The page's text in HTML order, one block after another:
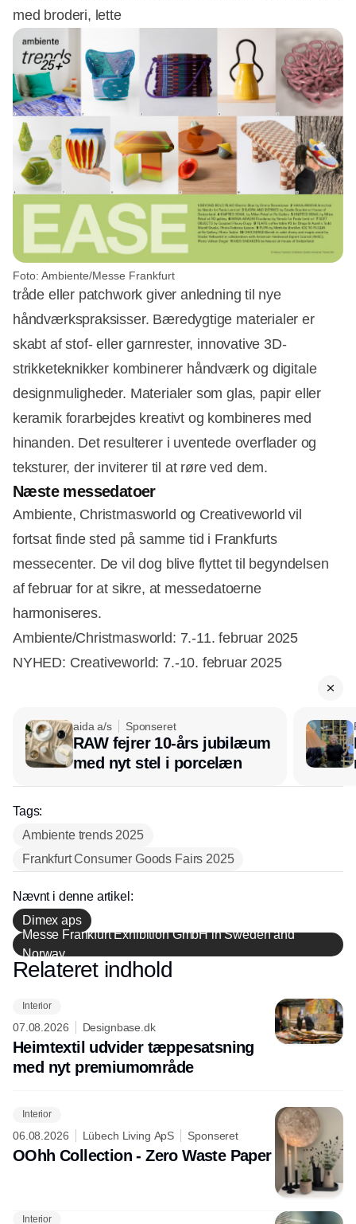
med broderi, lette
Foto: Ambiente/Messe Frankfurt
tråde eller patchwork giver anledning til nye
håndværkspraksisser. Bæredygtige materialer er
skabt af stof- eller garnrester, innovative 3D-
strikketeknikker kombinerer håndværk og digitale
designmuligheder. Materialer som glas, papir eller
keramik forarbejdes kreativt og kombineres med
hinanden. Det resulterer i uventede overflader og
teksturer, der inviterer til at røre ved dem.
Næste messedatoer
Ambiente, Christmasworld og Creativeworld vil
fortsat finde sted på samme tid i Frankfurts
messecenter. De vil dog blive flyttet til begyndelsen
af februar for at sikre, at messedatoerne
harmoniseres.
Ambiente/Christmasworld: 7.-11. februar 2025
NYHED: Creativeworld: 7.-10. februar 2025
aida a/s Sponseret
RAW fejrer 10-års jubilæum
med nyt stel i porcelæn
Tags:
Ambiente trends 2025
Frankfurt Consumer Goods Fairs 2025
Nævnt i denne artikel:
Dimex aps
Messe Frankfurt Exhibition GmbH in Sweden and
Norway
Annonce
Relateret indhold
Interior
07.08.2026 Designbase.dk
Heimtextil udvider tæppesatsning
med nyt premiumområde
Interior
06.08.2026 Lübech Living ApS Sponseret
OOhh Collection - Zero Waste Paper
Interior